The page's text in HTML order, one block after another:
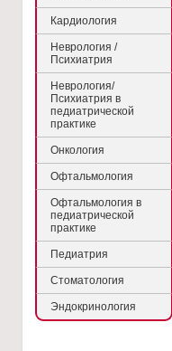
Кардиология
Неврология /
Психиатрия
Неврология/
Психиатрия в
педиатрической
практике
Онкология
Офтальмология
Офтальмология в
педиатрической
практике
Педиатрия
Стоматология
Эндокринология